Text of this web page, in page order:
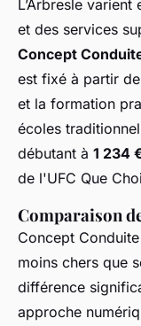
L’Arbresle
et des services
Concept
est fixé à partir de
et la formation
écoles
débutant à 1 234
de l'UFC Que
Comparaison
Concept
moins chers que
différence
approche